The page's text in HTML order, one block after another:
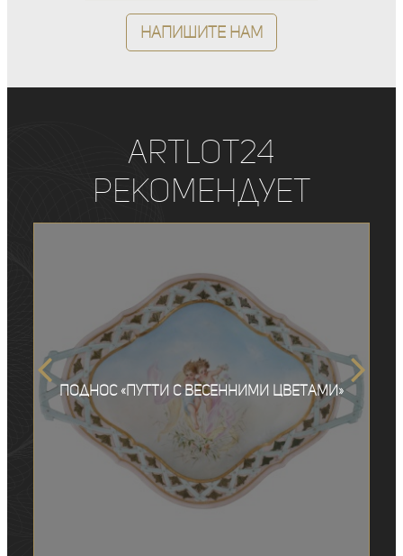
Напишите нам
ArtLot24
рекомендует
Поднос «Путти с весенними цветами»